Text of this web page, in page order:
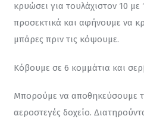
κρυώσει για τουλάχιστον 10
προσεκτικά και αφήνουμε να
μπάρες πριν τις κόψουμε.
Κόβουμε σε 6 κομμάτια και
Μπορούμε να αποθηκεύσουμε
αεροστεγές δοχείο.